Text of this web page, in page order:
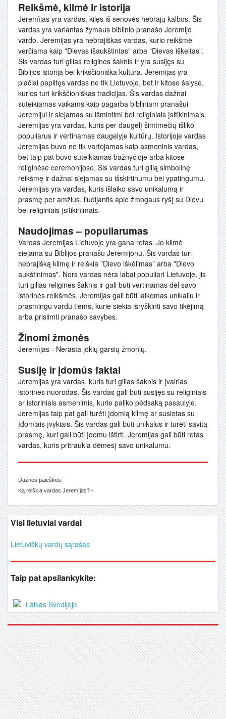
Reikšmė, kilmė ir istorija
Jeremìjas yra vardas, kilęs iš senovės hebrajų kalbos. Šis
vardas yra variantas žymaus biblinio pranašo Jeremijo
vardo. Jeremijas yra hebrajiškas vardas, kurio reikšmė
verčiama kaip "Dievas išaukštintas" arba "Dievas iškeltas".
Šis vardas turi gilias religines šaknis ir yra susijęs su
Biblijos istorija bei krikščioniška kultūra. Jeremijas yra
plačiai paplitęs vardas ne tik Lietuvoje, bet ir kitose šalyse,
kurios turi krikščioniškas tradicijas. Šis vardas dažnai
suteikiamas vaikams kaip pagarba bibliniam pranašui
Jeremijui ir siejamas su išmintimi bei religiniais įsitikinimais.
Jeremijas yra vardas, kuris per daugelį šimtmečių išliko
populiarus ir vertinamas daugelyje kultūrų. Istorijoje vardas
Jeremijas buvo ne tik vartojamas kaip asmeninis vardas,
bet taip pat buvo suteikiamas bažnyčioje arba kitose
religinėse ceremonijose. Šis vardas turi gilią simbolinę
reikšmę ir dažnai siejamas su išskirtinumu bei ypatingumu.
Jeremijas yra vardas, kuris išlaiko savo unikalumą ir
prasmę per amžius, liudijantis apie žmogaus ryšį su Dievu
bei religiniais įsitikinimais.
Naudojimas – populiarumas
Vardas Jeremijas Lietuvoje yra gana retas. Jo kilmė
siejama su Biblijos pranašu Jeremijonu. Šis vardas turi
hebrajišką kilmę ir reiškia "Dievo iškėlimas" arba "Dievo
aukštinimas". Nors vardas nėra labai populiari Lietuvoje, jis
turi gilias religines šaknis ir gali būti vertinamas dėl savo
istorinės reikšmės. Jeremijas gali būti laikomas unikaliu ir
prasmingu vardu tiems, kurie siekia išryškinti savo tikėjimą
arba prisiimti pranašo savybes.
Žinomi žmonės
Jeremìjas - Nerasta jokių garsių žmonių.
Susiję ir įdomūs faktai
Jeremijas yra vardas, kuris turi gilias šaknis ir įvairias
istorines nuorodas. Šis vardas gali būti susijęs su religiniais
ar istoriniais asmenimis, kurie paliko pėdsaką pasaulyje.
Jeremijas taip pat gali turėti įdomią kilmę ar susietas su
įdomiais įvykiais. Šis vardas gali būti unikalus ir turėti savitą
prasmę, kuri gali būti įdomu ištirti. Jeremijas gali būti retas
vardas, kuris pritraukia dėmesį savo unikalumu.
Dažnos paieškos:
Ką reiškia vardas Jeremìjas? -
Visi lietuviai vardai
Lietuviškų vardų sąrašas
Taip pat apsilankykite:
Laikas Švedijoje